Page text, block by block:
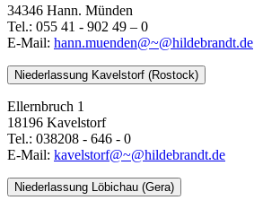
34346 Hann. Münden
Tel.: 055 41 - 902 49 – 0
E-Mail: ​​​​​​​hann.muenden@~@hildebrandt.de
Niederlassung Kavelstorf (Rostock)
Ellernbruch 1
18196 Kavelstorf
Tel.: 038208 - 646 - 0
E-Mail: kavelstorf@~@hildebrandt.de
Niederlassung Löbichau (Gera)